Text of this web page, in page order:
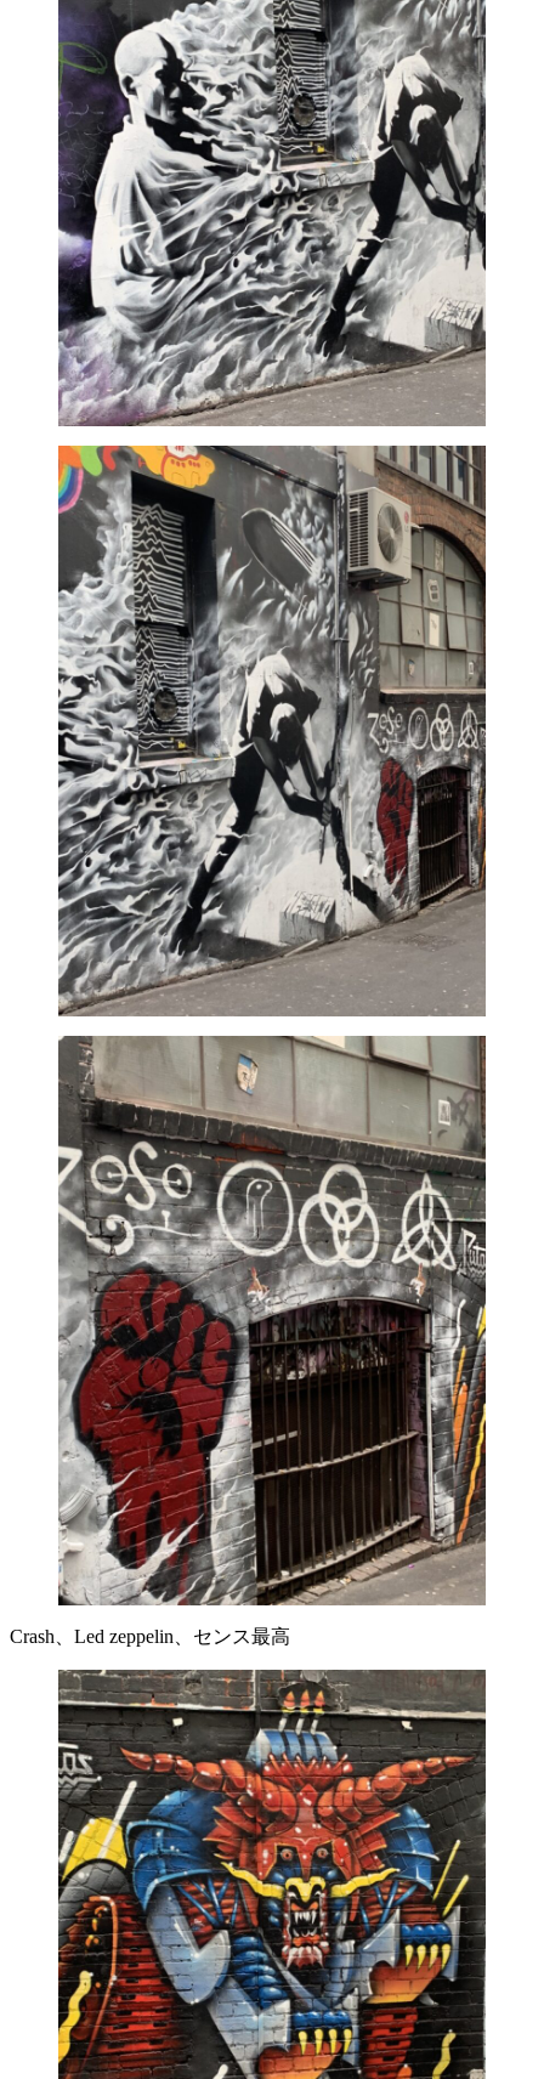
Crash、Led zeppelin、センス最高